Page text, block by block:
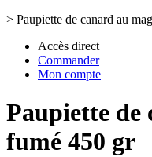
> Paupiette de canard au
Accès direct
Commander
Mon compte
Paupiette de
fumé 450 gr